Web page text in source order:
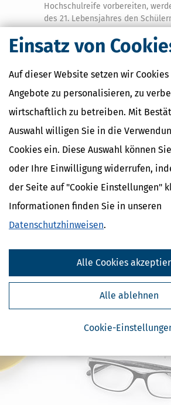
Einsatz von
Auf dieser Website setzen wir
Angebote zu personalisieren, zu
wirtschaftlich zu betreiben. Mit
Auswahl willigen Sie in die
Cookies ein. Diese Auswahl können
oder Ihre Einwilligung widerrufen,
der Seite auf "Cookie Einstellungen"
Informationen finden Sie in unseren
Datenschutzhinweisen.
Cookie-
Alle ablehnen
Alle Cookies
Hochschulreife vorbereiten,
des 21. Lebensjahres den
gleichgestellt.
Ähnliche Themen
Beruf & Ausbildung
Geld im Alltag
Verwandte Lexikon-Begriffe
Mindestlohn
Abfindung
Abschlagszahlung
Apothekerzuschüsse